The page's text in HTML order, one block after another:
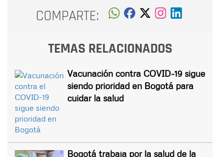
COMPARTE:
TEMAS RELACIONADOS
Vacunación contra COVID-19 sigue
siendo prioridad en Bogotá para
cuidar la salud
Bogotá trabaja por la salud de la